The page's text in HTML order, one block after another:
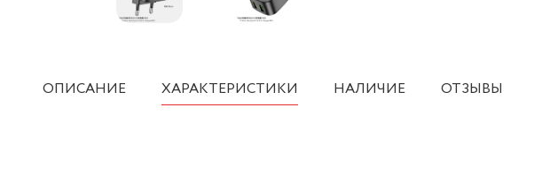
ОПИСАНИЕ ХАРАКТЕРИСТИКИ НАЛИЧИЕ ОТЗЫВЫ